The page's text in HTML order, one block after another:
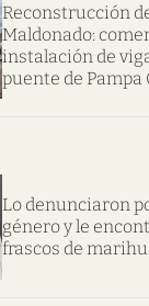
Reconstrucción
Maldonado:
instalación de
puente de Pampa
Lo denunciaron
género y le
frascos de